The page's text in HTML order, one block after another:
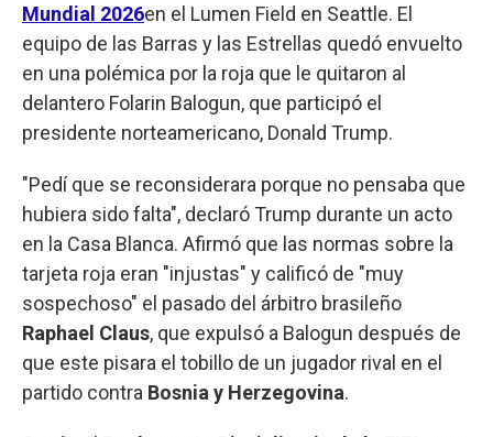
Mundial 2026en el Lumen Field en Seattle. El
equipo de las Barras y las Estrellas quedó envuelto
en una polémica por la roja que le quitaron al
delantero Folarin Balogun, que participó el
presidente norteamericano, Donald Trump.
"Pedí que se reconsiderara porque no pensaba que
hubiera sido falta", declaró Trump durante un acto
en la Casa Blanca. Afirmó que las normas sobre la
tarjeta roja eran "injustas" y calificó de "muy
sospechoso" el pasado del árbitro brasileño
Raphael Claus, que expulsó a Balogun después de
que este pisara el tobillo de un jugador rival en el
partido contra Bosnia y Herzegovina.